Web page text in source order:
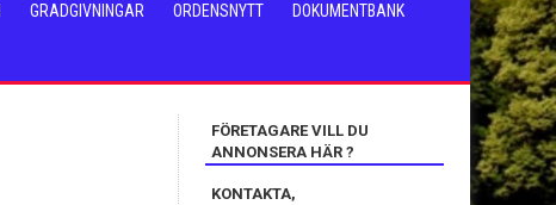
GRADGIVNINGAR ORDENSNYTT DOKUMENTBANK
FÖRETAGARE VILL DU
ANNONSERA HÄR ?
KONTAKTA,